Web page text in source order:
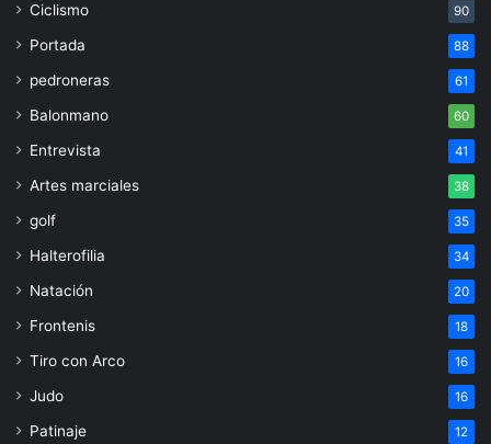
Ciclismo 90
Portada 88
pedroneras 61
Balonmano 60
Entrevista 41
Artes marciales 38
golf 35
Halterofilia 34
Natación 20
Frontenis 18
Tiro con Arco 16
Judo 16
Patinaje 12